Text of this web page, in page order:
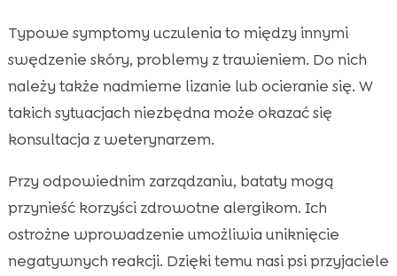
Typowe symptomy uczulenia to między innymi
swędzenie skóry, problemy z trawieniem. Do nich
należy także nadmierne lizanie lub ocieranie się. W
takich sytuacjach niezbędna może okazać się
konsultacja z weterynarzem.
Przy odpowiednim zarządzaniu, bataty mogą
przynieść korzyści zdrowotne alergikom. Ich
ostrożne wprowadzenie umożliwia uniknięcie
negatywnych reakcji. Dzięki temu nasi psi przyjaciele